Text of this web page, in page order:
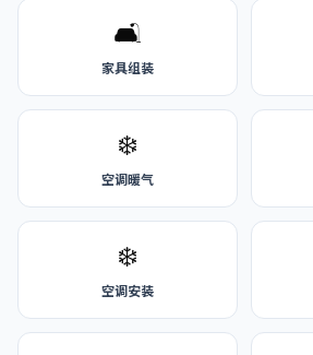
🛋️
家具组装
❄️
空调暖气
❄️
空调安装